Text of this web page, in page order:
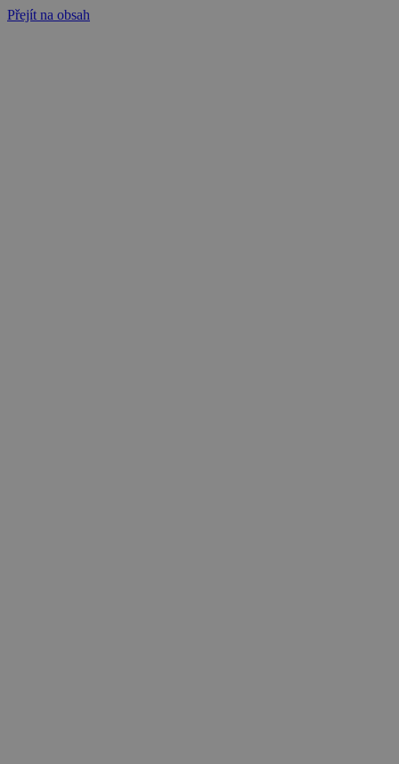
Přejít na obsah